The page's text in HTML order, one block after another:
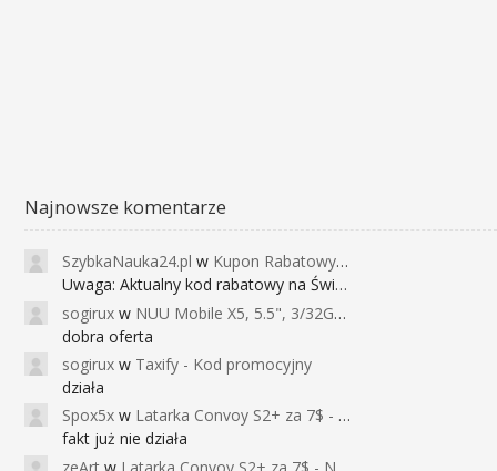
Najnowsze komentarze
SzybkaNauka24.pl w Kupon Rabatowy na Kurs Angielskiego dla Dzieci - FunEnglish
Uwaga: Aktualny kod rabatowy na Święta (
sogirux w NUU Mobile X5, 5.5", 3/32GB, czujnik linii papilarnych, 2950mAh, aparat 13MP za 267zł - Banggood
dobra oferta
sogirux w Taxify - Kod promocyjny
działa
Spox5x w Latarka Convoy S2+ za 7$ - Najniższa cena od 2017r
fakt już nie działa
zeArt w Latarka Convoy S2+ za 7$ - Najniższa cena od 2017r